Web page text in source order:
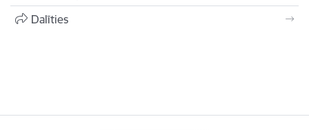
Dalīties